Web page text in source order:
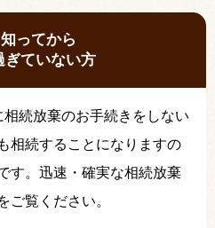
ってから
ぎていない方
続放棄のお手続きをしない
相続することになりますの
す。迅速・確実な相続放棄
ご覧ください。